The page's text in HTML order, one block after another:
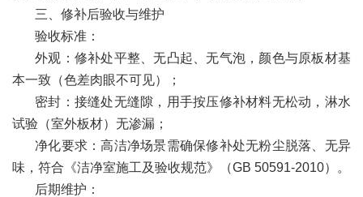
三、修补后验收与维护
验收标准：
外观：修补处平整、无凸起、无气泡，颜色与原板材基
本一致（色差肉眼不可见）；
密封：接缝处无缝隙，用手按压修补材料无松动，淋水
试验（室外板材）无渗漏；
净化要求：高洁净场景需确保修补处无粉尘脱落、无异
味，符合《洁净室施工及验收规范》（GB 50591-2010）。
后期维护：